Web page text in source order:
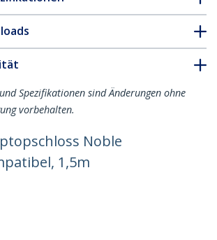
Spezifikationen sind Änderungen ohne
vorbehalten.
Noble
1,5m